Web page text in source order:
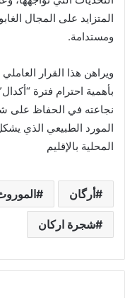
المتزايد على المجال
ومستدامة.
ويراهن هذا القرار
بأهمية احترام فترة
نجاعته في الحفاظ على
المورد الطبيعي الذي
المحلية بالإقليم
أرگان
شجرة اركان